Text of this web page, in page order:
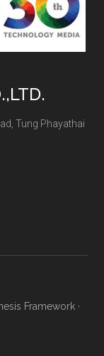
Tung Phayathai
Framework·